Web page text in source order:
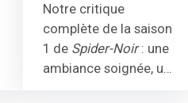
Notre critique
complète de la saison
1 de Spider-Noir: une
ambiance soignée, un